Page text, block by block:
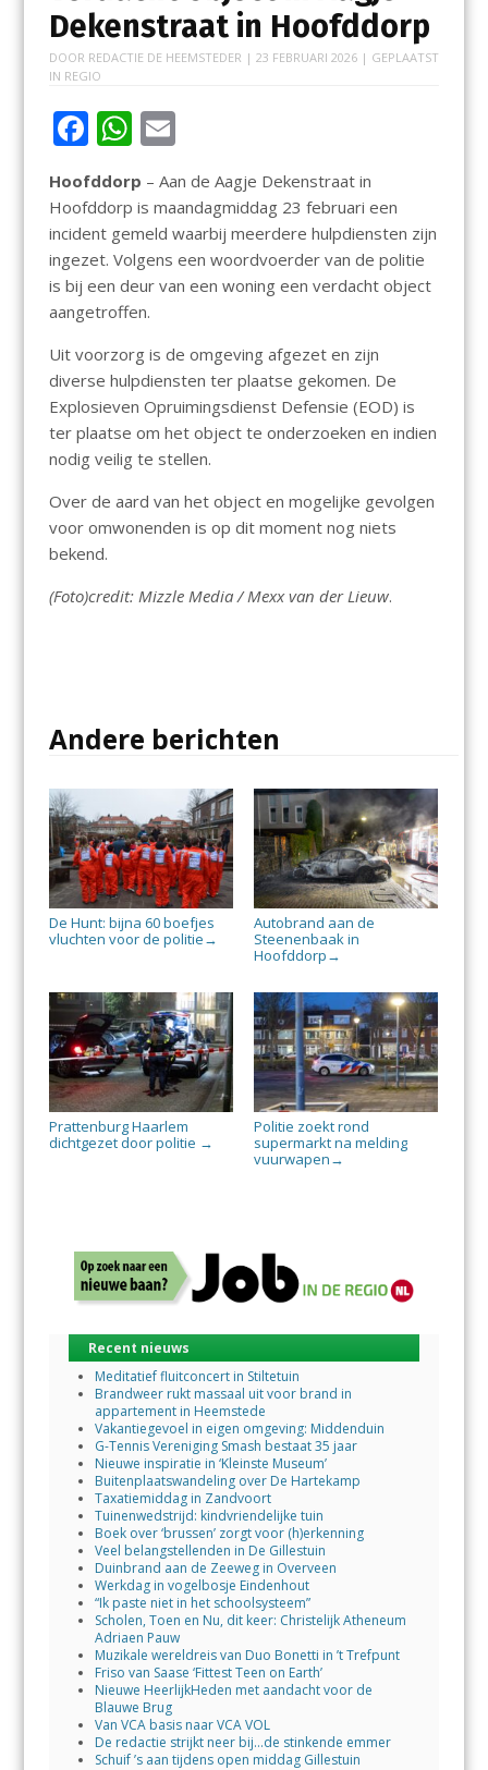
Dekenstraat in Hoofddorp
DOOR REDACTIE DE HEEMSTEDER | 23 FEBRUARI 2026| GEPLAATST
IN REGIO
F
ac
e
b
o
o
W
at
s
A
p
p
E
m
ai
l
Hoofddorp – Aan de Aagje Dekenstraat in
Hoofddorp is maandagmiddag 23 februari een
incident gemeld waarbij meerdere hulpdiensten zijn
ingezet. Volgens een woordvoerder van de politie
is bij een deur van een woning een verdacht object
aangetroffen.
Uit voorzorg is de omgeving afgezet en zijn
diverse hulpdiensten ter plaatse gekomen. De
Explosieven Opruimingsdienst Defensie (EOD) is
ter plaatse om het object te onderzoeken en indien
nodig veilig te stellen.
Over de aard van het object en mogelijke gevolgen
voor omwonenden is op dit moment nog niets
bekend.
(Foto)credit: Mizzle Media / Mexx van der Lieuw.
Andere berichten
De Hunt: bijna 60 boefjes
vluchten voor de politie →
Autobrand aan de
Steenenbaak in
Hoofddorp →
Prattenburg Haarlem
dichtgezet door politie →
Politie zoekt rond
supermarkt na melding
vuurwapen →
Recent nieuws
Meditatief fluitconcert in Stiltetuin
Brandweer rukt massaal uit voor brand in
appartement in Heemstede
Vakantiegevoel in eigen omgeving: Middenduin
G-Tennis Vereniging Smash bestaat 35 jaar
Nieuwe inspiratie in ‘Kleinste Museum’
Buitenplaatswandeling over De Hartekamp
Taxatiemiddag in Zandvoort
Tuinenwedstrijd: kindvriendelijke tuin
Boek over ‘brussen’ zorgt voor (h)erkenning
Veel belangstellenden in De Gillestuin
Duinbrand aan de Zeeweg in Overveen
Werkdag in vogelbosje Eindenhout
“Ik paste niet in het schoolsysteem”
Scholen, Toen en Nu, dit keer: Christelijk Atheneum
Adriaen Pauw
Muzikale wereldreis van Duo Bonetti in ’t Trefpunt
Friso van Saase ‘Fittest Teen on Earth’
Nieuwe HeerlijkHeden met aandacht voor de
Blauwe Brug
Van VCA basis naar VCA VOL
De redactie strijkt neer bij…de stinkende emmer
Schuif ’s aan tijdens open middag Gillestuin